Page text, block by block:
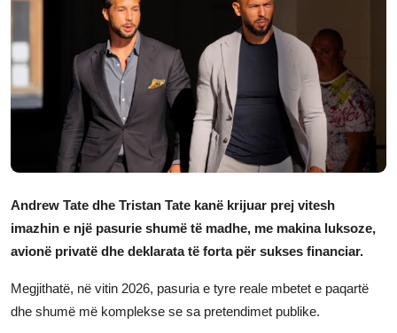
SHENDETI
JETA
Andrew Tate dhe Tristan Tate kanë krijuar prej vitesh
imazhin e një pasurie shumë të madhe, me makina luksoze,
avionë privatë dhe deklarata të forta për sukses financiar.
Megjithatë, në vitin 2026, pasuria e tyre reale mbetet e paqartë
dhe shumë më komplekse se sa pretendimet publike.